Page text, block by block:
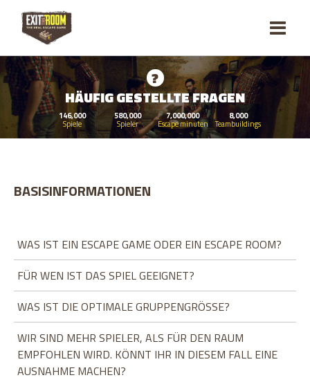
?
HÄUFIG GESTELLTE FRAGEN
146,000
Spiele
580,000
Spieler
7,000,000
Escape minuten
8,000
Teambuildings
BASISINFORMATIONEN
WAS IST EIN ESCAPE GAME ODER EIN ESCAPE ROOM?
FÜR WEN IST DAS SPIEL GEEIGNET?
WAS IST DIE OPTIMALE GRUPPENGRÖSSE?
WIR SIND MEHR SPIELER, ALS FÜR DEN RAUM
EMPFOHLEN WIRD. KÖNNT IHR IN DIESEM FALL EINE
AUSNAHME MACHEN?